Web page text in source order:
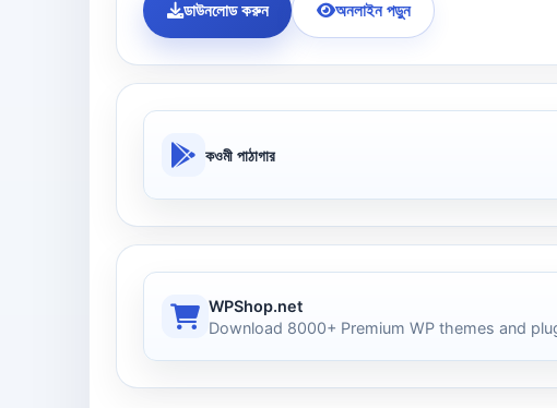
ডাউনলোড করুন অনলাইন পড়ুন
কওমী পাঠাগার
WPShop.net
Download 8000+ Premium WP themes and